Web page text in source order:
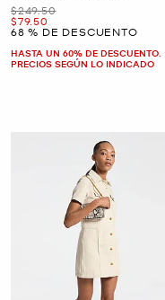
Era
$249.50
Ahora
$79.50
68 % DE DESCUENTO
HASTA UN 60% DE DESCUENTO.
PRECIOS SEGÚN LO INDICADO